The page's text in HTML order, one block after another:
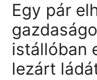
Egy pár
istállóban
lezárt